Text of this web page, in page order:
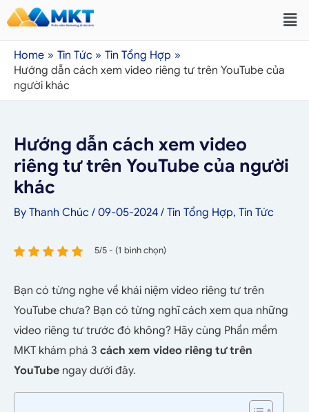
Home Tin Tức
Tin Tổng Hợp
Hướng dẫn cách xem video riêng tư trên YouTube của
người khác
Hướng dẫn cách xem video
riêng tư trên YouTube của người
khác
By Thanh Chúc / 09-05-2024 / Tin Tổng Hợp, Tin Tức
5/5 - (1 bình chọn)
Bạn có từng nghe về khái niệm video riêng tư trên
YouTube chưa? Bạn có từng nghĩ cách xem qua những
video riêng tư trước đó không? Hãy cùng Phần mềm
MKT khám phá 3 cách xem video riêng tư trên
YouTube ngay dưới đây.